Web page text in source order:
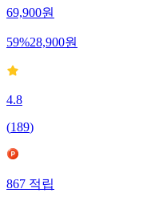
69,900원
59%28,900원
4.8
(189)
867적립